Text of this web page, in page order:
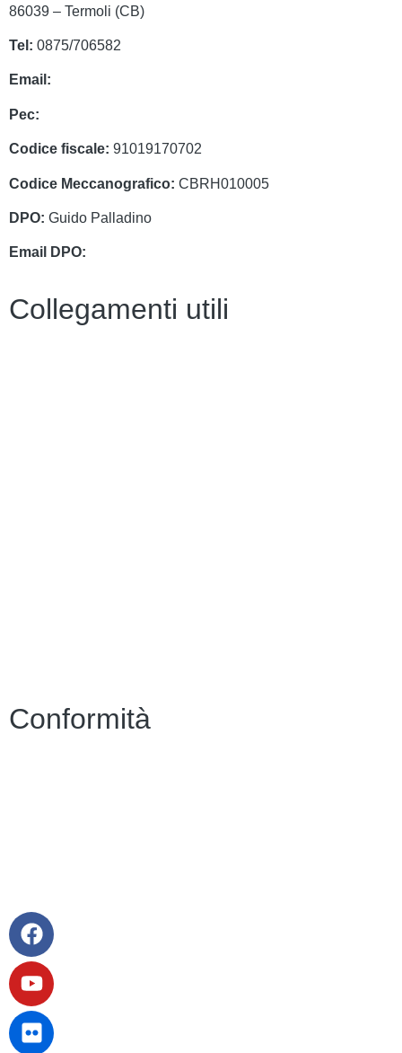
86039 – Termoli (CB)
Tel: 0875/706582
Email:
Pec:
Codice fiscale: 91019170702
Codice Meccanografico: CBRH010005
DPO: Guido Palladino
Email DPO:
Collegamenti utili
Conformità